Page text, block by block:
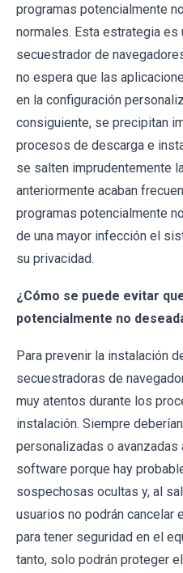
programas potencialmente
normales. Esta estrategia
secuestrador de
no espera que las
en la configuración
consiguiente, se precipitan
procesos de descarga e
se salten imprudentemente
anteriormente acaban
programas potencialmente
de una mayor infección el
su privacidad.
¿Cómo se puede evitar
potencialmente no
Para prevenir la instalación
secuestradoras de
muy atentos durante los
instalación. Siempre
personalizadas o avanzadas
software porque hay
sospechosas ocultas y, al
usuarios no podrán cancelar
para tener seguridad en el
tanto, solo podrán proteger